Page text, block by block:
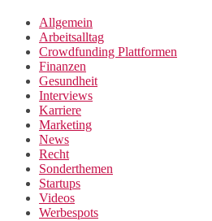
Allgemein
Arbeitsalltag
Crowdfunding Plattformen
Finanzen
Gesundheit
Interviews
Karriere
Marketing
News
Recht
Sonderthemen
Startups
Videos
Werbespots